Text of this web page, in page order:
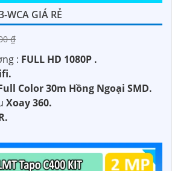
WCA GIÁ RẺ
₫
: FULL HD 1080P .
Color 30m Hồng Ngoại SMD.
Xoay 360.